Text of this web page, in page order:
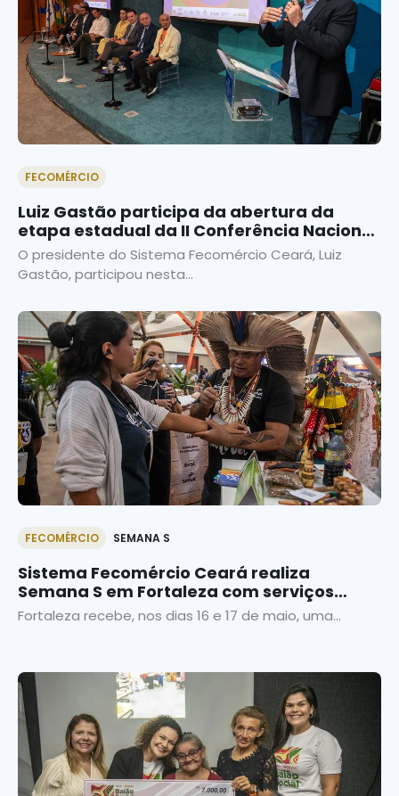
FECOMÉRCIO
Luiz Gastão participa da abertura da
etapa estadual da II Conferência Nacional
do Trabalho
O presidente do Sistema Fecomércio Ceará, Luiz
Gastão, participou nesta...
FECOMÉRCIO SEMANA S
Sistema Fecomércio Ceará realiza
Semana S em Fortaleza com serviços
gratuitos e programação especial
Fortaleza recebe, nos dias 16 e 17 de maio, uma...